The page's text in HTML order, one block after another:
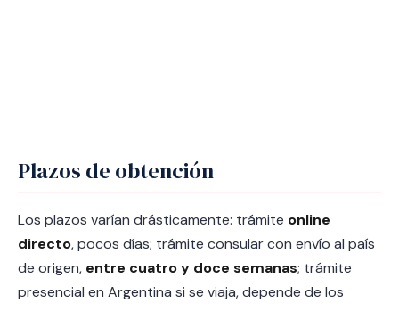
Plazos de obtención
Los plazos varían drásticamente: trámite online
directo, pocos días; trámite consular con envío al país
de origen, entre cuatro y doce semanas; trámite
presencial en Argentina si se viaja, depende de los